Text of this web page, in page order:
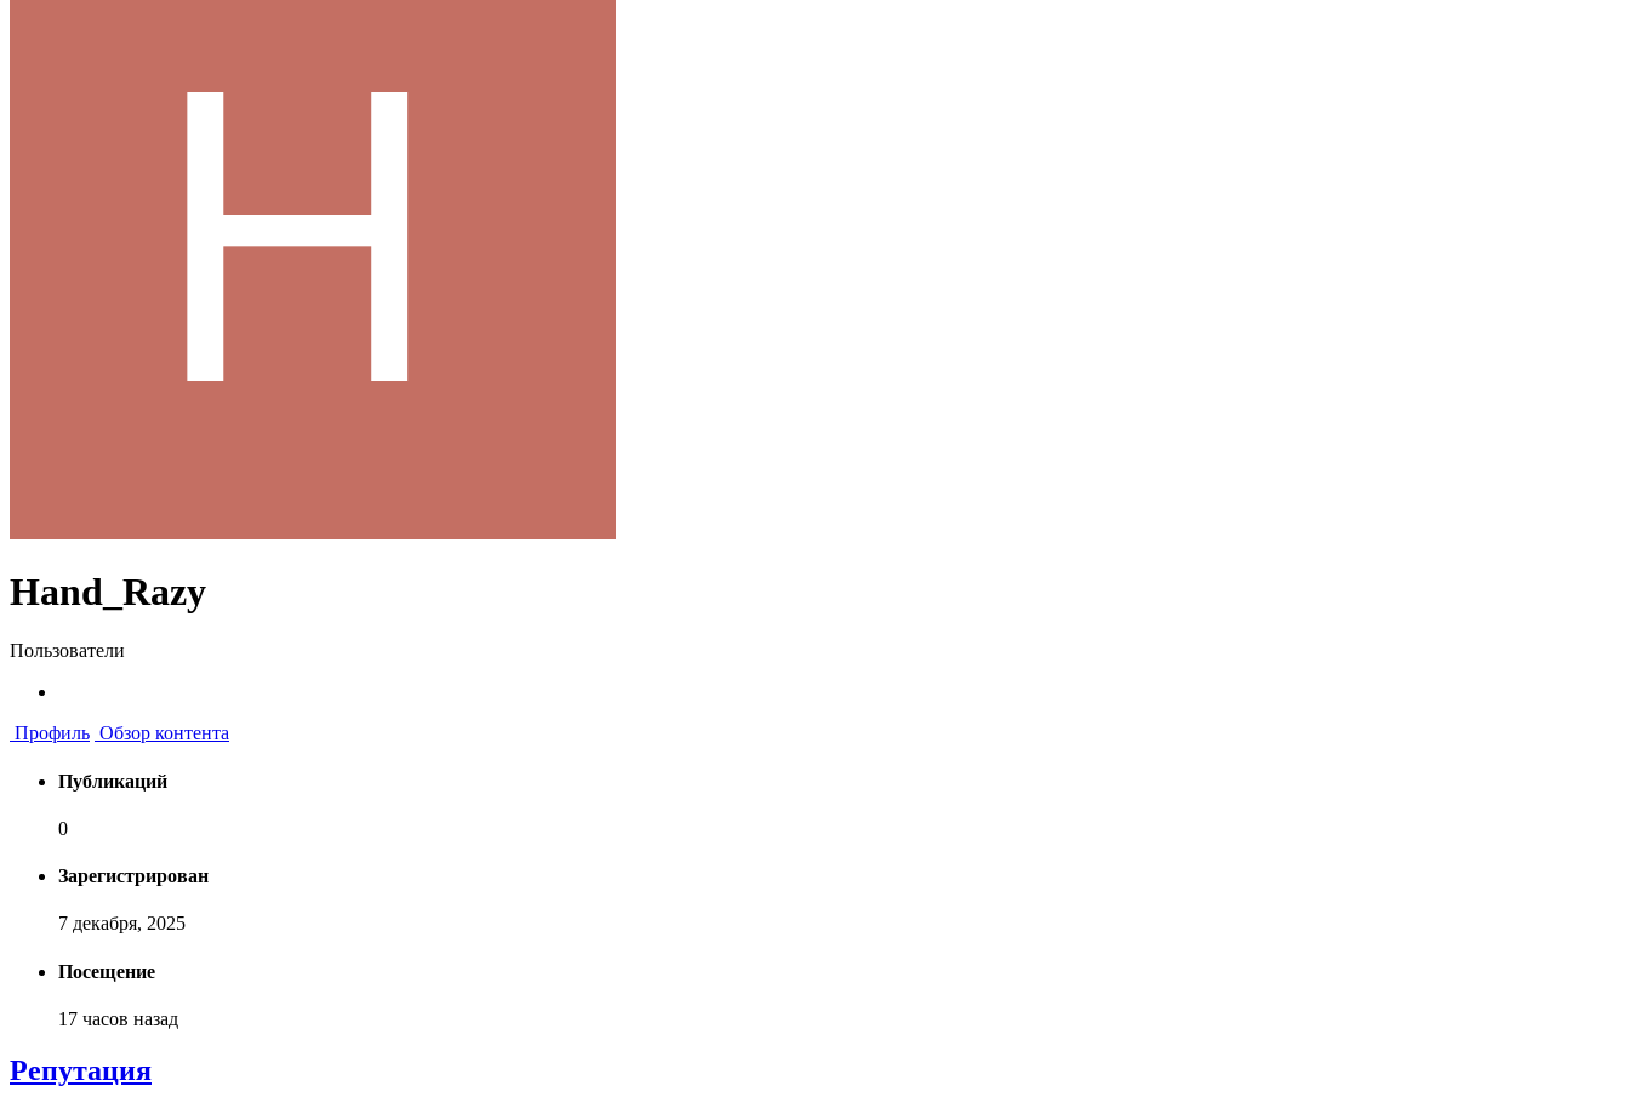
Hand_Razy
Пользователи
Профиль Обзор контента
Публикаций
0
Зарегистрирован
7 декабря, 2025
Посещение
17 часов назад
Репутация